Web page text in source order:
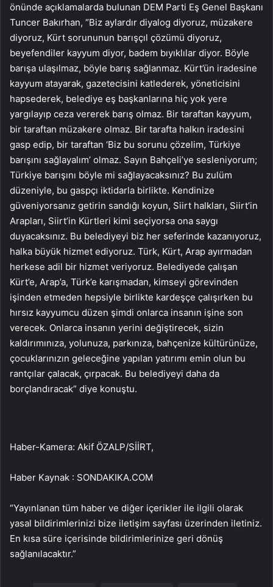
önünde açıklamalarda bulunan DEM Parti Eş Genel Başkanı
Tuncer Bakırhan, “Biz aylardır diyalog diyoruz, müzakere
diyoruz, Kürt sorununun barışçıl çözümü diyoruz,
beyefendiler kayyum diyor, badem bıyıklılar diyor. Böyle
barışa ulaşılmaz, böyle barış sağlanmaz. Kürt’ün iradesine
kayyum atayarak, gazetecisini katlederek, yöneticisini
hapsederek, belediye eş başkanlarına hiç yok yere
yargılayıp ceza vererek barış olmaz. Bir taraftan kayyum,
bir taraftan müzakere olmaz. Bir tarafta halkın iradesini
gasp edip, bir taraftan ‘Biz bu sorunu çözelim, Türkiye
barışını sağlayalım’ olmaz. Sayın Bahçeli’ye sesleniyorum;
Türkiye barışını böyle mi sağlayacaksınız? Bu zulüm
düzeniyle, bu gaspçı iktidarla birlikte. Kendinize
güveniyorsanız getirin sandığı koyun, Siirt halkları, Siirt’in
Arapları, Siirt’in Kürtleri kimi seçiyorsa ona saygı
duyacaksınız. Bu belediyeyi biz her seferinde kazanıyoruz,
halka büyük hizmet ediyoruz. Türk, Kürt, Arap ayırmadan
herkese adil bir hizmet veriyoruz. Belediyede çalışan
Kürt’e, Arap’a, Türk’e karışmadan, kimseyi görevinden
işinden etmeden hepsiyle birlikte kardeşçe çalışırken bu
hırsız kayyumcu düzen şimdi onlarca insanın işine son
verecek. Onlarca insanın yerini değiştirecek, sizin
kaldırımınıza, yolunuza, parkınıza, bahçenize kültürünüze,
çocuklarınızın geleceğine yapılan yatırımı emin olun bu
rantçılar çalacak, çırpacak. Bu belediyeyi daha da
borçlandıracak” diye konuştu.
Haber-Kamera: Akif ÖZALP/SİİRT,
Haber Kaynak : SONDAKIKA.COM
“Yayınlanan tüm haber ve diğer içerikler ile ilgili olarak
yasal bildirimlerinizi bize iletişim sayfası üzerinden iletiniz.
En kısa süre içerisinde bildirimlerinize geri dönüş
sağlanılacaktır.”